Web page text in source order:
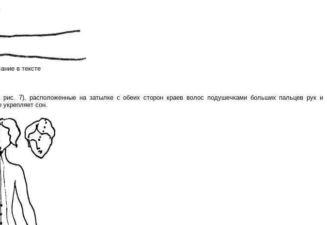
в тексте
7), расположенные на затылке с обеих сторон краев волос подушечками больших пальцев рук и
сон.